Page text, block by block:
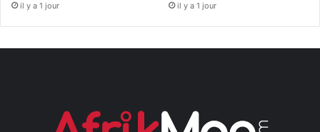
il y a 1 jour il y a 1 jour